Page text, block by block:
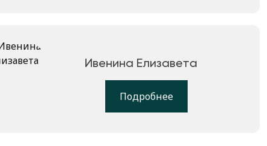
Ивенина Елизавета
Подробнее